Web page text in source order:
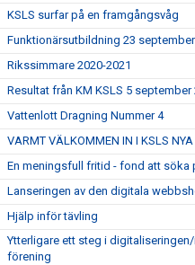
KSLS surfar på en framgångsvåg
Funktionärsutbildning 23
Rikssimmare 2020-2021
Resultat från KM KSLS 5 september
Vattenlott Dragning Nummer 4
VARMT VÄLKOMMEN IN I KSLS
En meningsfull fritid - fond att söka
Lanseringen av den digitala
Hjälp inför tävling
Ytterligare ett steg i
förening